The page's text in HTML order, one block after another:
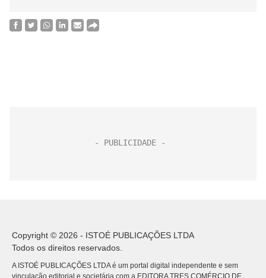
Copyright © 2026 - ISTOÉ PUBLICAÇÕES LTDA
Todos os direitos reservados.
A ISTOÉ PUBLICAÇÕES LTDA é um portal digital independente e sem
vinculação editorial e societária com a EDITORA TRES COMÉRCIO DE